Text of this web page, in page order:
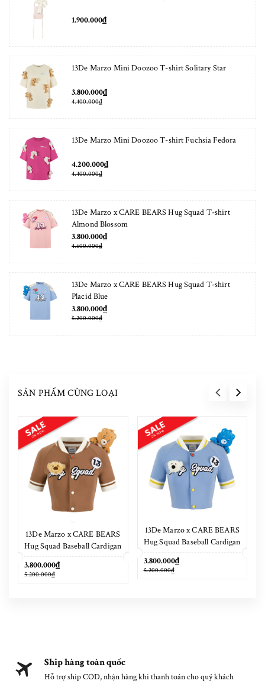
1.900.000₫
13De Marzo Mini Doozoo T-shirt Solitary Star
3.800.000₫
4.400.000₫
13De Marzo Mini Doozoo T-shirt Fuchsia Fedora
4.200.000₫
4.400.000₫
13De Marzo x CARE BEARS Hug Squad T-shirt
Almond Blossom
3.800.000₫
4.600.000₫
13De Marzo x CARE BEARS Hug Squad T-shirt
Placid Blue
3.800.000₫
5.200.000₫
SẢN PHẨM CÙNG LOẠI
13De Marzo x CARE BEARS
Hug Squad Baseball Cardigan
3.800.000₫
5.200.000₫
13De Marzo x CARE BEARS
Hug Squad Baseball Cardigan
3.800.000₫
5.200.000₫
Ship hàng toàn quốc
Hỗ trợ ship COD, nhận hàng khi thanh toán cho quý khách